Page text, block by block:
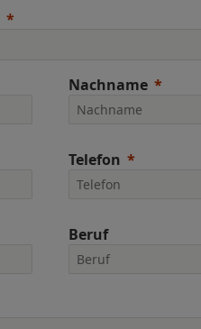
Nachname
Telefon
Beruf